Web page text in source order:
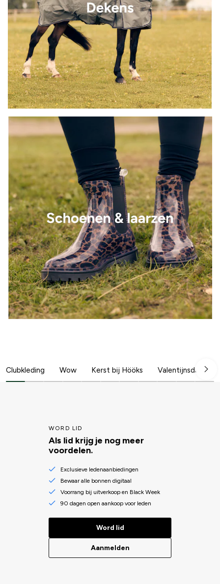
Clubkleding Wow Kerst bij Hööks Valentijnsdag
WORD LID
Als lid krijg je nog meer
voordelen.
Exclusieve ledenaanbiedingen
Bewaar alle bonnen digitaal
Voorrang bij uitverkoop en Black Week
90 dagen open aankoop voor leden
Word lid
Aanmelden